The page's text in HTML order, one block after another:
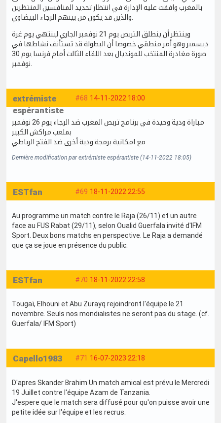
بالمغرب وافقت عليه الإدارة في انتظار تحديد المنافسين المنتظرين
والذين قد يكون من بينهم الرجاء البيضاوي.
وينتظر أن ينطلق التربص يوم 21 نوفمبر الجاري لينتهي يوم غرة
ديسمبر وهو أمر منطقي خصوصا أن البطولة قد تستأنف نشاطها في
صورة مغادرة المنتخب للمونديال بعد اللقاء الثالث أمام فرنسا يوم 30
نوفمبر.
#68 14-11-2022 18:00
extrémiste
espérantiste
مباراة ودية وحيدة في برنامج تربص المغرب ضد الرجاء يوم 26 نوفمبر
بملعب مراكش الكبير
مع امكانية برمجة ودية أخرى ضد الفتح الرباطي
Dernière modification par extrémiste espérantiste (14-11-2022 18:05)
#69 18-11-2022 22:55
ESTfan
Au programme un match contre le Raja (26/11) et un autre
face au FUS Rabat (29/11), selon Oualid Guerfala invité d'IFM
Sport. Deux bons matchs en perspective. Le Raja a demandé
que ça se joue en présence du public.
#70 18-11-2022 22:58
ESTfan
Tougaï, Elhouni et Abu Zurayq rejoindront l'équipe le 21
novembre. Seuls nos mondialistes ne seront pas du stage. (cf.
Guerfala/ IFM Sport)
#71 16-07-2023 22:18
Capello1983
D'apres Skander Brahim Un match amical est prévu le Mercredi
19 Juillet contre l'équipe Azam de Tanzania.
J'espere que le match sera diffusé pour qu'on puisse avoir une
petite idée sur l'équipe et les recrus.